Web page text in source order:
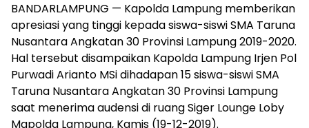
BANDARLAMPUNG — Kapolda Lampung memberikan
apresiasi yang tinggi kepada siswa-siswi SMA Taruna
Nusantara Angkatan 30 Provinsi Lampung 2019-2020.
Hal tersebut disampaikan Kapolda Lampung Irjen Pol
Purwadi Arianto MSi dihadapan 15 siswa-siswi SMA
Taruna Nusantara Angkatan 30 Provinsi Lampung
saat menerima audensi di ruang Siger Lounge Loby
Mapolda Lampung, Kamis (19-12-2019).